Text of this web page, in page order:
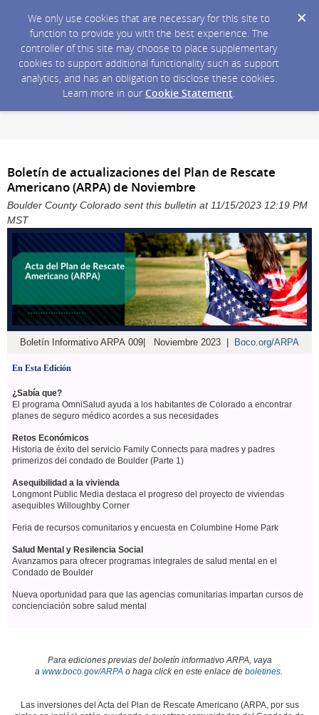
We only use cookies that are necessary for this site to
function to provide you with the best experience. The
controller of this site may choose to place supplementary
cookies to support additional functionality such as support
analytics, and has an obligation to disclose these cookies.
Learn more in our Cookie Statement.
Boletín de actualizaciones del Plan de Rescate
Americano (ARPA) de Noviembre
Boulder County Colorado sent this bulletin at 11/15/2023 12:19 PM
MST
Boletín Informativo ARPA 009| Noviembre 2023 | Boco.org/ARPA
En Esta Edición
¿Sabía que?
El programa OmniSalud ayuda a los habitantes de Colorado a encontrar
planes de seguro médico acordes a sus necesidades
Retos Económicos
Historia de éxito del servicio Family Connects para madres y padres
primerizos del condado de Boulder (Parte 1)
Asequibilidad a la vivienda
Longmont Public Media destaca el progreso del proyecto de viviendas
asequibles Willoughby Corner
Feria de recursos comunitarios y encuesta en Columbine Home Park
Salud Mental y Resilencia Social
Avanzamos para ofrecer programas integrales de salud mental en el
Condado de Boulder
Nueva oportunidad para que las agencias comunitarias impartan cursos de
concienciación sobre salud mental
Para ediciones previas del boletín informativo ARPA, vaya
a www.boco.gov/ARPA o haga click en este enlace de boletines.
Las inversiones del Acta del Plan de Rescate Americano (ARPA, por sus